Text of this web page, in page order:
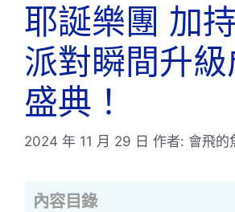
耶誕樂團 加
派對瞬間升
盛典！
2024 年 11 月 29 日 作者: 會飛的
內容目錄